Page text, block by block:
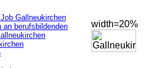
Gallneukirchen
an berufsbildenden
width=20%